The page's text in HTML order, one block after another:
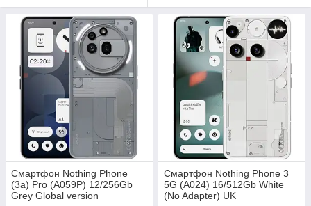
Смартфон Nothing Phone
(3a) Pro (A059P) 12/256Gb
Grey Global version
Смартфон Nothing Phone 3
5G (A024) 16/512Gb White
(No Adapter) UK